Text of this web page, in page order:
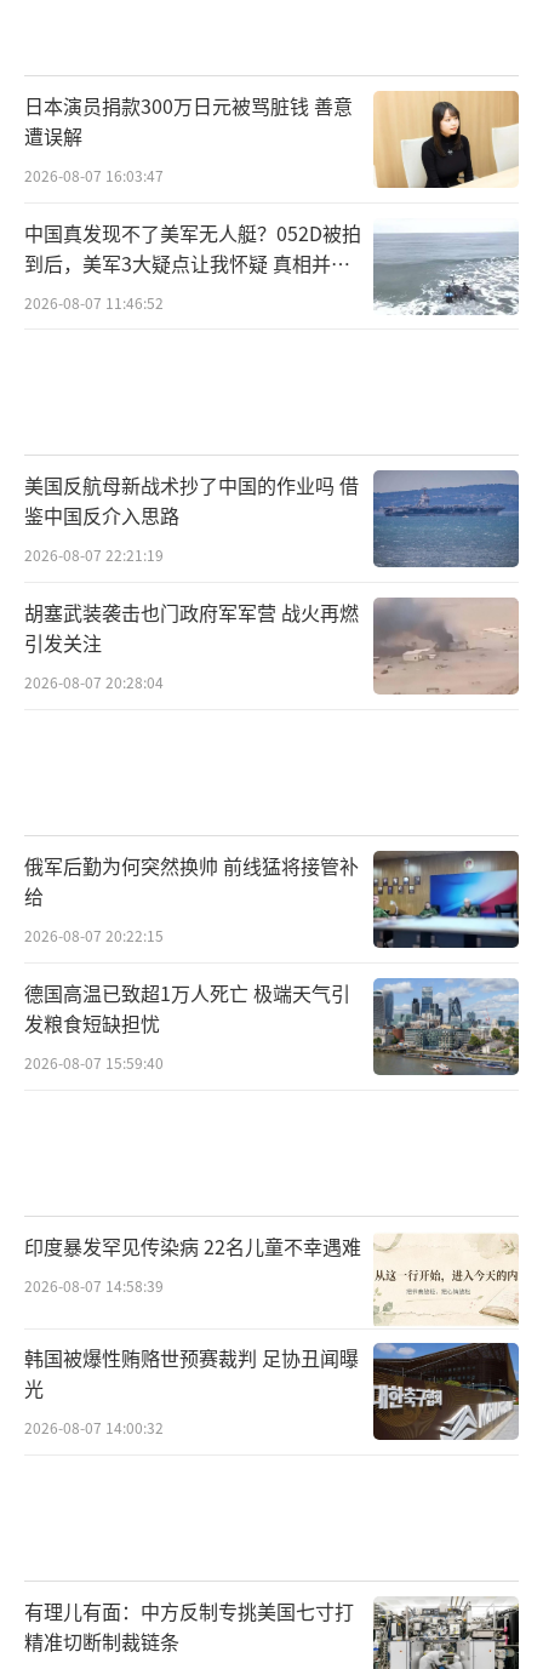
日本演员捐款300万日元被骂脏钱 善意
遭误解
2026-08-07 16:03:47
中国真发现不了美军无人艇？052D被拍
到后，美军3大疑点让我怀疑 真相并非
如此
2026-08-07 11:46:52
美国反航母新战术抄了中国的作业吗 借
鉴中国反介入思路
2026-08-07 22:21:19
胡塞武装袭击也门政府军军营 战火再燃
引发关注
2026-08-07 20:28:04
俄军后勤为何突然换帅 前线猛将接管补
给
2026-08-07 20:22:15
德国高温已致超1万人死亡 极端天气引
发粮食短缺担忧
2026-08-07 15:59:40
印度暴发罕见传染病 22名儿童不幸遇难
2026-08-07 14:58:39
韩国被爆性贿赂世预赛裁判 足协丑闻曝
光
2026-08-07 14:00:32
有理儿有面：中方反制专挑美国七寸打
精准切断制裁链条